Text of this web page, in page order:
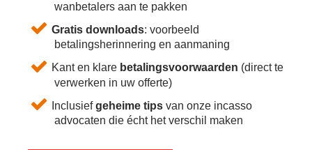
wanbetalers aan te pakken
Gratis downloads: voorbeeld
betalingsherinnering en aanmaning
Kant en klare betalingsvoorwaarden (direct te
verwerken in uw offerte)
Inclusiefgeheime tips van onze incasso
advocaten die écht het verschil maken